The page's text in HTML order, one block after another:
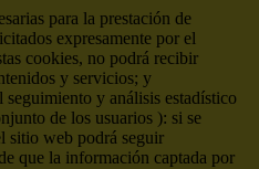
para la prestación de
expresamente por el
cookies, no podrá recibir
y servicios; y
y análisis estadístico
de los usuarios ): si se
sitio web podrá seguir
que la información captada por